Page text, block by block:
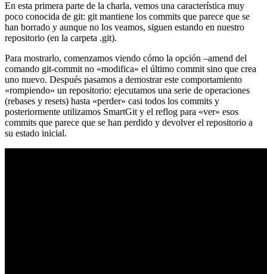
En esta primera parte de la charla, vemos una característica muy
poco conocida de git: git mantiene los commits que parece que se
han borrado y aunque no los veamos, siguen estando en nuestro
repositorio (en la carpeta .git).
Para mostrarlo, comenzamos viendo cómo la opción –amend del
comando git-commit no «modifica» el último commit sino que crea
uno nuevo. Después pasamos a demostrar este comportamiento
«rompiendo» un repositorio: ejecutamos una serie de operaciones
(rebases y resets) hasta «perder» casi todos los commits y
posteriormente utilizamos SmartGit y el reflog para «ver» esos
commits que parece que se han perdido y devolver el repositorio a
su estado inicial.